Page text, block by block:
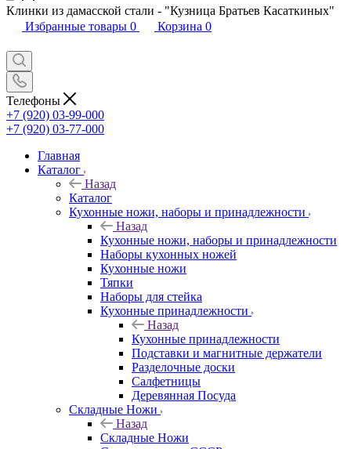
Клинки из дамасской стали - "Кузница Братьев Касаткиных"
Избранные товары 0 Корзина 0
Телефоны
+7 (920) 03-99-000
+7 (920) 03-77-000
Главная
Каталог
Назад
Каталог
Кухонные ножи, наборы и принадлежности
Назад
Кухонные ножи, наборы и принадлежности
Наборы кухонных ножей
Кухонные ножи
Тяпки
Наборы для стейка
Кухонные принадлежности
Назад
Кухонные принадлежности
Подставки и магнитные держатели
Разделочные доски
Салфетницы
Деревянная Посуда
Складные Ножи
Назад
Складные Ножи